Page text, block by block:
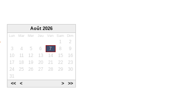
Août 2026
Lun Mar Mer Jeu Ven Sam Dim
<< < > >>
1
2
3
4 5 6 7 8
9
10
11 12 13 14 15
16
17
18 19 20 21 22
23
24
25 26 27 28 29
30
31